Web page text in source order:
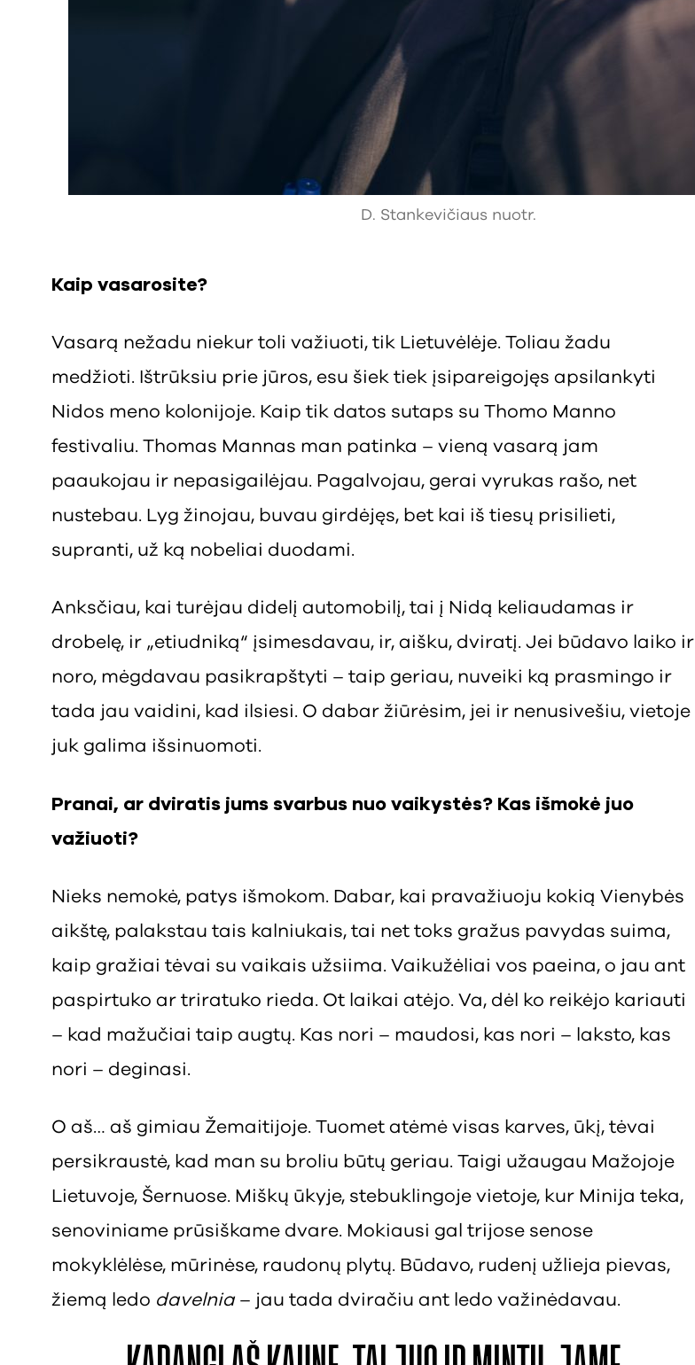
D. Stankevičiaus nuotr.
Kaip vasarosite?
Vasarą nežadu niekur toli važiuoti, tik Lietuvėlėje. Toliau žadu
medžioti. Ištrūksiu prie jūros, esu šiek tiek įsipareigojęs apsilankyti
Nidos meno kolonijoje. Kaip tik datos sutaps su Thomo Manno
festivaliu. Thomas Mannas man patinka – vieną vasarą jam
paaukojau ir nepasigailėjau. Pagalvojau, gerai vyrukas rašo, net
nustebau. Lyg žinojau, buvau girdėjęs, bet kai iš tiesų prisilieti,
supranti, už ką nobeliai duodami.
Anksčiau, kai turėjau didelį automobilį, tai į Nidą keliaudamas ir
drobelę, ir „etiudniką“ įsimesdavau, ir, aišku, dviratį. Jei būdavo laiko ir
noro, mėgdavau pasikrapštyti – taip geriau, nuveiki ką prasmingo ir
tada jau vaidini, kad ilsiesi. O dabar žiūrėsim, jei ir nenusivešiu, vietoje
juk galima išsinuomoti.
Pranai, ar dviratis jums svarbus nuo vaikystės? Kas išmokė juo
važiuoti?
Nieks nemokė, patys išmokom. Dabar, kai pravažiuoju kokią Vienybės
aikštę, palakstau tais kalniukais, tai net toks gražus pavydas suima,
kaip gražiai tėvai su vaikais užsiima. Vaikužėliai vos paeina, o jau ant
paspirtuko ar triratuko rieda. Ot laikai atėjo. Va, dėl ko reikėjo kariauti
– kad mažučiai taip augtų. Kas nori – maudosi, kas nori – laksto, kas
nori – deginasi.
O aš… aš gimiau Žemaitijoje. Tuomet atėmė visas karves, ūkį, tėvai
persikraustė, kad man su broliu būtų geriau. Taigi užaugau Mažojoje
Lietuvoje, Šernuose. Miškų ūkyje, stebuklingoje vietoje, kur Minija teka,
senoviniame prūsiškame dvare. Mokiausi gal trijose senose
mokyklėlėse, mūrinėse, raudonų plytų. Būdavo, rudenį užlieja pievas,
žiemą ledo davelnia– jau tada dviračiu ant ledo važinėdavau.